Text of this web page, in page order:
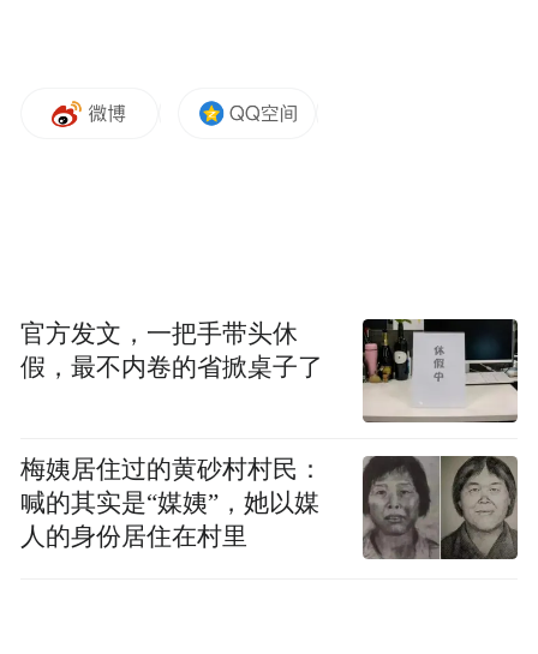
可点之处，比如采用4.01英寸柔性屏，官方
宣称这块屏幕拥有10万次以上的扭曲寿命。
此外，努比亚阿尔法还搭载高通骁龙2100处
广角拍摄，可以用于户外记录。而且还内置
了一块500mAh电池，大于传统智能手表250-
300mAh的容量值，日常使用的话可保持两天
官方发文，一把手带头休
假，最不内卷的省掀桌子了
梅姨居住过的黄砂村村民：
喊的其实是“媒姨”，她以媒
人的身份居住在村里